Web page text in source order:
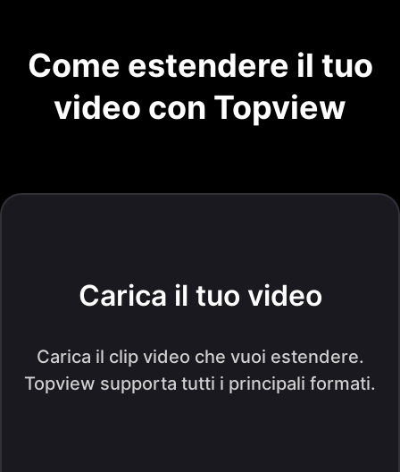
Come estendere il tuo
video con Topview
Carica il tuo video
Carica il clip video che vuoi estendere.
Topview supporta tutti i principali formati.